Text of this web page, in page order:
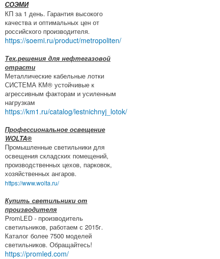
СОЭМИ
КП за 1 день. Гарантия высокого
качества и оптимальных цен от
российского производителя.
https://soemi.ru/product/metropoliten/
Тех.решения для нефтегазовой
отрасти
Металлические кабельные лотки
СИСТЕМА КМ® устойчивые к
агрессивным факторам и усиленным
нагрузкам
https://km1.ru/catalog/lestnichnyj_lotok/
Профессиональное освещение
WOLTA®
Промышленные светильники для
освещения складских помещений,
производственных цехов, парковок,
хозяйственных ангаров.
https://www.wolta.ru/
Купить светильники от
производителя
PromLED - производитель
светильников, работаем с 2015г.
Каталог более 7500 моделей
светильников. Обращайтесь!
https://promled.com/